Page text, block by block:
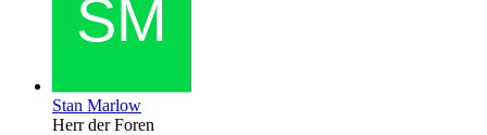
Stan Marlow
Herr der Foren